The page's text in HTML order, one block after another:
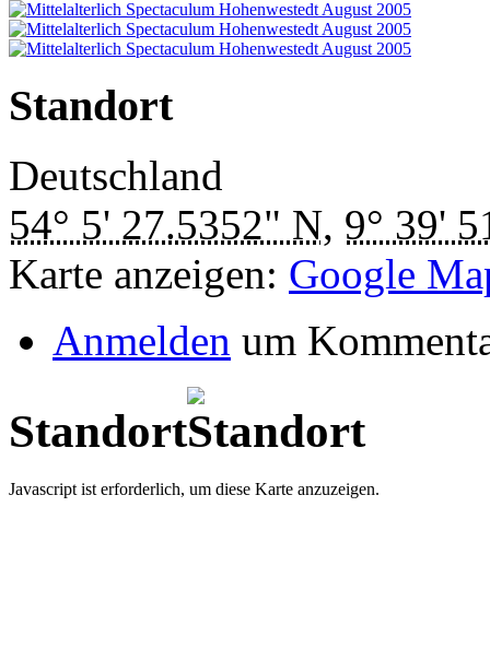
Standort
Deutschland
54° 5' 27.5352" N, 9° 39'
Karte anzeigen: Google
Anmelden um
Standort
Javascript ist erforderlich, um diese Karte anzuzeigen.